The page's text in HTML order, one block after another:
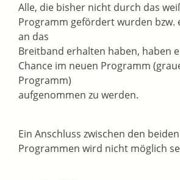
Alle, die bisher nicht durch das
Programm gefördert wurden bzw.
an das
Breitband erhalten haben, haben
Chance im neuen Programm
Programm)
aufgenommen zu werden.
Ein Anschluss zwischen den
Programmen wird nicht möglich